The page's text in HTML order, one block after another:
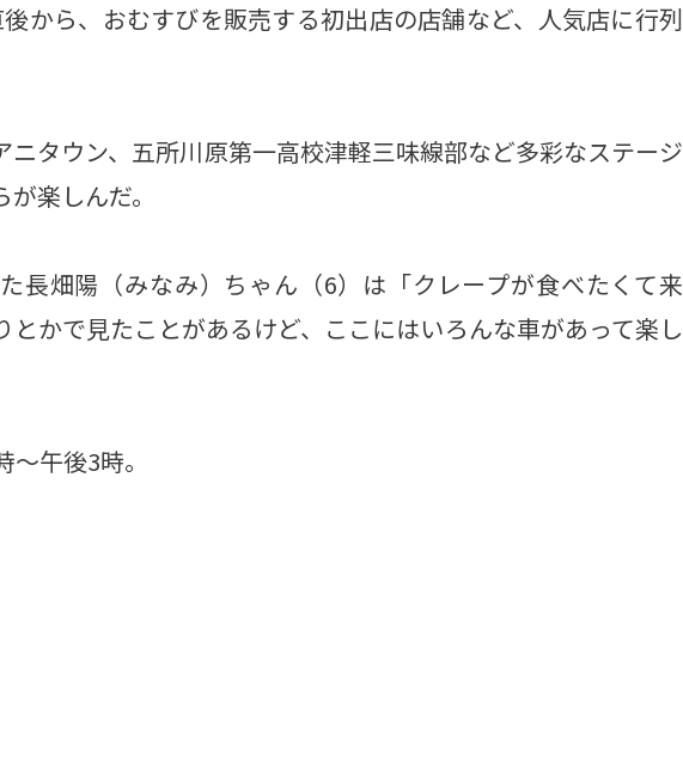
から、おむすびを販売する初出店の店舗など、人気店に行列
タウン、五所川原第一高校津軽三味線部など多彩なステージ
楽しんだ。
長畑陽（みなみ）ちゃん（6）は「クレープが食べたくて来
とかで見たことがあるけど、ここにはいろんな車があって楽し
午後3時。